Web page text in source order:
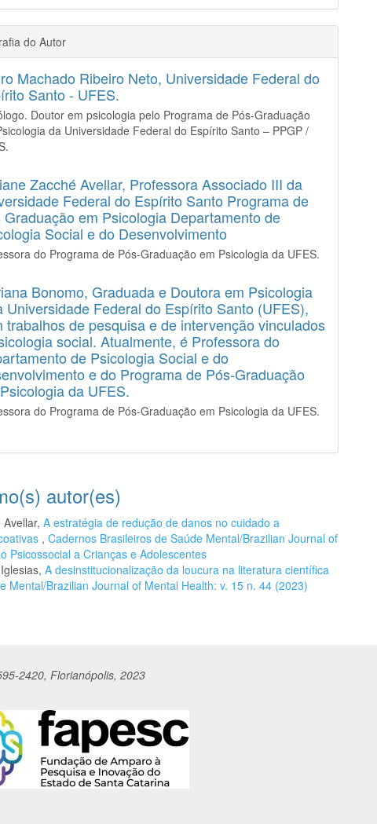
do Autor
Machado Ribeiro Neto, Universidade Federal do
Santo - UFES.
Doutor em psicologia pelo Programa de Pós-Graduação
da Universidade Federal do Espírito Santo – PPGP /
Zacché Avellar, Professora Associado III da
Federal do Espírito Santo Programa de
Graduação em Psicologia Departamento de
Social e do Desenvolvimento
do Programa de Pós-Graduação em Psicologia da UFES.
Bonomo,Graduada e Doutora em Psicologia
Universidade Federal do Espírito Santo (UFES),
trabalhos de pesquisa e de intervenção vinculados
social. Atualmente, é Professora do
de Psicologia Social e do
e do Programa de Pós-Graduação
da UFES.
do Programa de Pós-Graduação em Psicologia da UFES.
autor(es)
A estratégia de redução de danos no cuidado a
, Cadernos Brasileiros de Saúde Mental/Brazilian Journal of
Psicossocial a Crianças e Adolescentes
A desinstitucionalização da loucura na literatura científica
Mental/Brazilian Journal of Mental Health: v. 15 n. 44 (2023)
2420, Florianópolis, 2023